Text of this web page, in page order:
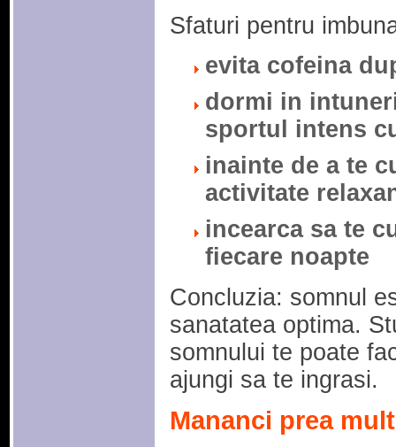
Sfaturi pentru
evita cofeina
dormi in
sportul intens
inainte de a te
activitate
incearca sa te
fiecare noapte
Concluzia: somnul
sanatatea optima.
somnului te poate
ajungi sa te ingrasi.
Mananci prea